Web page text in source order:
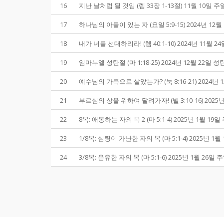
16 지난 날처럼 될 것임 (렘 33장 1-13절) 11월 10일 주
17 하나님의 아들이 있는 자 (요일 5:9-15) 2024년 12월
18 내가 너를 선대하리라! (렘 40:1-10) 2024년 11월
19 임마누엘 성탄절 (마 1:18-25) 2024년 12월 22일 성
20 예수님의 가족으로 살았는가? (눅 8:16-21) 2024년
21 부르심의 상을 위하여 달려가자! (빌 3:10-16) 2025
22 8복: 애통하는 자의 복 2 (마 5:1-4) 2025년 1월 19일
23 1/8복: 심령이 가난한 자의 복 (마 5:1-4) 2025년 1월
24 3/8복: 온유한 자의 복 (마 5:1-6) 2025년 1월 26일